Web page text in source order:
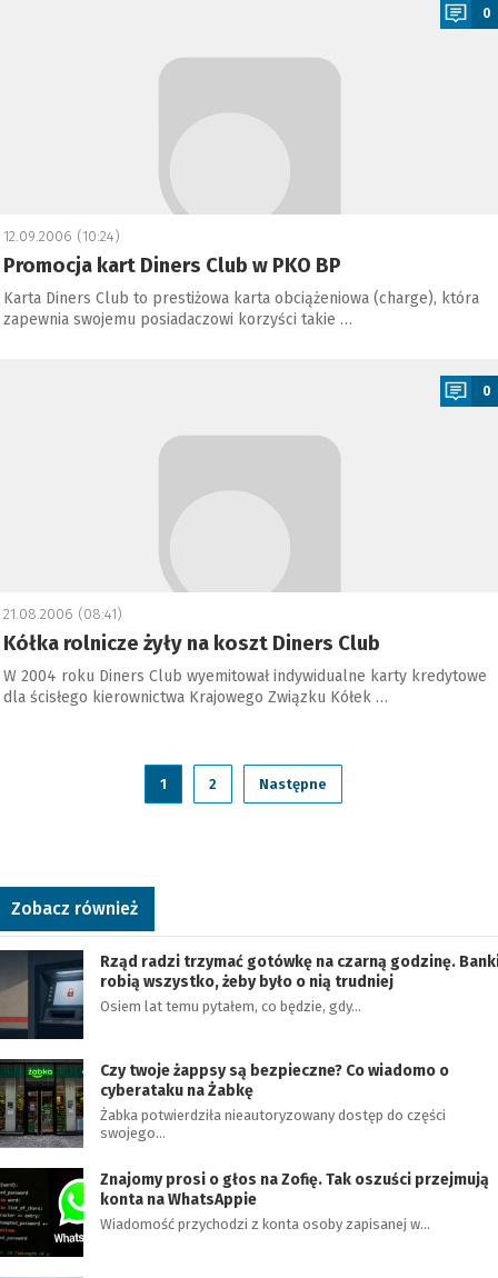
0
12.09.2006 (10:24)
Promocja kart Diners Club w PKO BP
Karta Diners Club to prestiżowa karta obciążeniowa (charge), która
zapewnia swojemu posiadaczowi korzyści takie …
0
21.08.2006 (08:41)
Kółka rolnicze żyły na koszt Diners Club
W 2004 roku Diners Club wyemitował indywidualne karty kredytowe
dla ścisłego kierownictwa Krajowego Związku Kółek …
1 2 Następne
Zobacz również
Rząd radzi trzymać gotówkę na czarną godzinę.
robią wszystko, żeby było o nią trudniej
Osiem lat temu pytałem, co będzie, gdy…
Czy twoje żappsy są bezpieczne? Co wiadomo o
cyberataku na Żabkę
Żabka potwierdziła nieautoryzowany dostęp do części
swojego…
Znajomy prosi o głos na Zofię. Tak oszuści przejmują
konta na WhatsAppie
Wiadomość przychodzi z konta osoby zapisanej w…